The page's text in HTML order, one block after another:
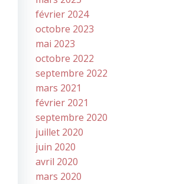
février 2024
octobre 2023
mai 2023
octobre 2022
septembre 2022
mars 2021
février 2021
septembre 2020
juillet 2020
juin 2020
avril 2020
mars 2020